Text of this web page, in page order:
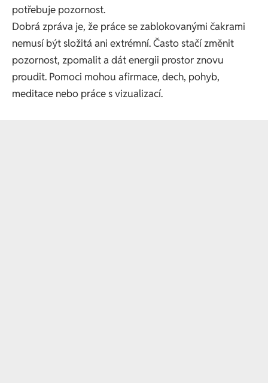
potřebuje pozornost.
Dobrá zpráva je, že práce se zablokovanými čakrami
nemusí být složitá ani extrémní. Často stačí změnit
pozornost, zpomalit a dát energii prostor znovu
proudit. Pomoci mohou afirmace, dech, pohyb,
meditace nebo práce s vizualizací.